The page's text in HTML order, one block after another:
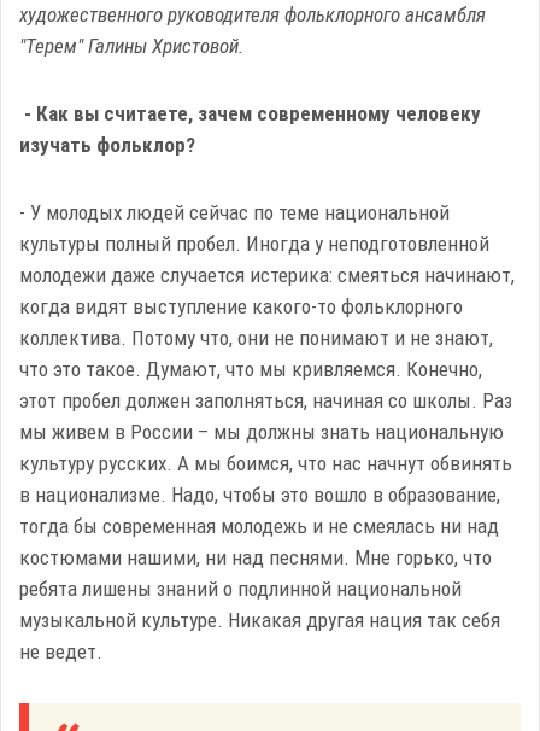
художественного руководителя фольклорного ансамбля
"Терем" Галины Христовой.
- Как вы считаете, зачем современному человеку
изучать фольклор?
- У молодых людей сейчас по теме национальной
культуры полный пробел. Иногда у неподготовленной
молодежи даже случается истерика: смеяться начинают,
когда видят выступление какого-то фольклорного
коллектива. Потому что, они не понимают и не знают,
что это такое. Думают, что мы кривляемся. Конечно,
этот пробел должен заполняться, начиная со школы. Раз
мы живем в России – мы должны знать национальную
культуру русских. А мы боимся, что нас начнут обвинять
в национализме. Надо, чтобы это вошло в образование,
тогда бы современная молодежь и не смеялась ни над
костюмами нашими, ни над песнями. Мне горько, что
ребята лишены знаний о подлинной национальной
музыкальной культуре. Никакая другая нация так себя
не ведет.